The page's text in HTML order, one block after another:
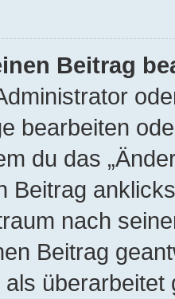
Beitrag
bearbeiten
du das
Beitrag
nach
Beitrag